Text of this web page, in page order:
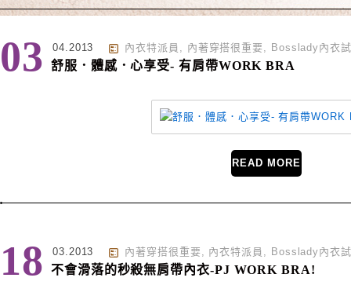
03 04.2013 內衣特派員 , 內著穿搭很重要, Bosslady內衣
舒服．體感．心享受- 有肩帶WORK BRA
READ MORE
18 03.2013 內著穿搭很重要, 內衣特派員 , Bosslady內衣
不會滑落的秒殺無肩帶內衣-PJ WORK BRA!